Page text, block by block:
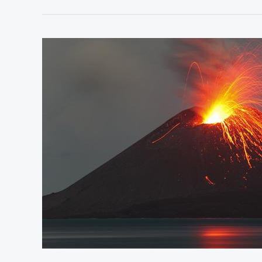
Laut